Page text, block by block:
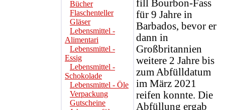
Bücher
Flaschenteller
Gläser
Lebensmittel -
Alimentari
Lebensmittel -
Essig
Lebensmittel -
Schokolade
Lebensmittel - Öle
Verpackung
Gutscheine
fill Bourbon-Fass
für 9 Jahre in
Barbados, bevor er
dann in
Großbritannien
weitere 2 Jahre bis
zum Abfülldatum
im März 2021
reifen konnte. Die
Abfüllung ergab